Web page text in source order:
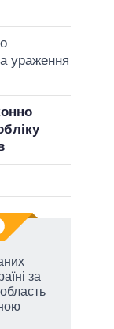
ураження
за